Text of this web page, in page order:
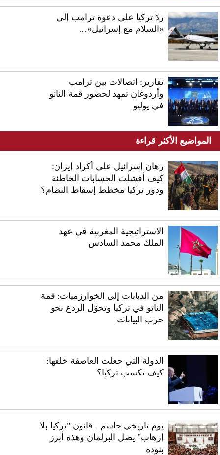
ردّ تركيا على دعوة ترامب إلى
«السلام مع إسرائيل»…
تقارير: اتصالات بين ترامب
وأردوغان تمهد لحضور قمة الناتو
في يوليو
المواضيع الأكثر قراءة
رهان إسرائيل على أكراد إيران:
كيف أفشلت الحسابات الخاطئة
ودور تركيا مخطط إسقاط النظام؟
الاستراتيجية المغربية في عهد
الملك محمد السادس
من الدبابات إلى الخوارزميات: قمة
الناتو في تركيا وتحوّل الردع نحو
حرب البيانات
الدولة التي جعلت العاصفة خلفها:
كيف تكسب تركيا؟
يوم تاريخي حاسم.. قانون "تركيا بلا
إرهاب" يصل البرلمان وهذه أبرز
بنوده